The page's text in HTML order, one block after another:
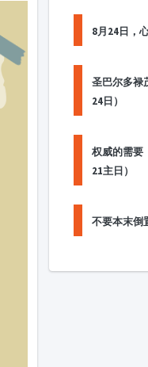
8月24日，
圣巴尔多禄
24日）
权威的需要
21主日）
不要本末倒